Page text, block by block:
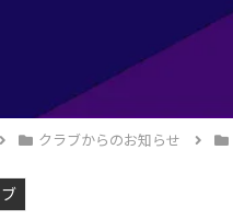
クラブからのお知らせ